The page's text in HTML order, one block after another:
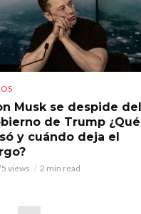
Musk se despide del
de Trump ¿Qué
y cuándo deja el
views 2 min read